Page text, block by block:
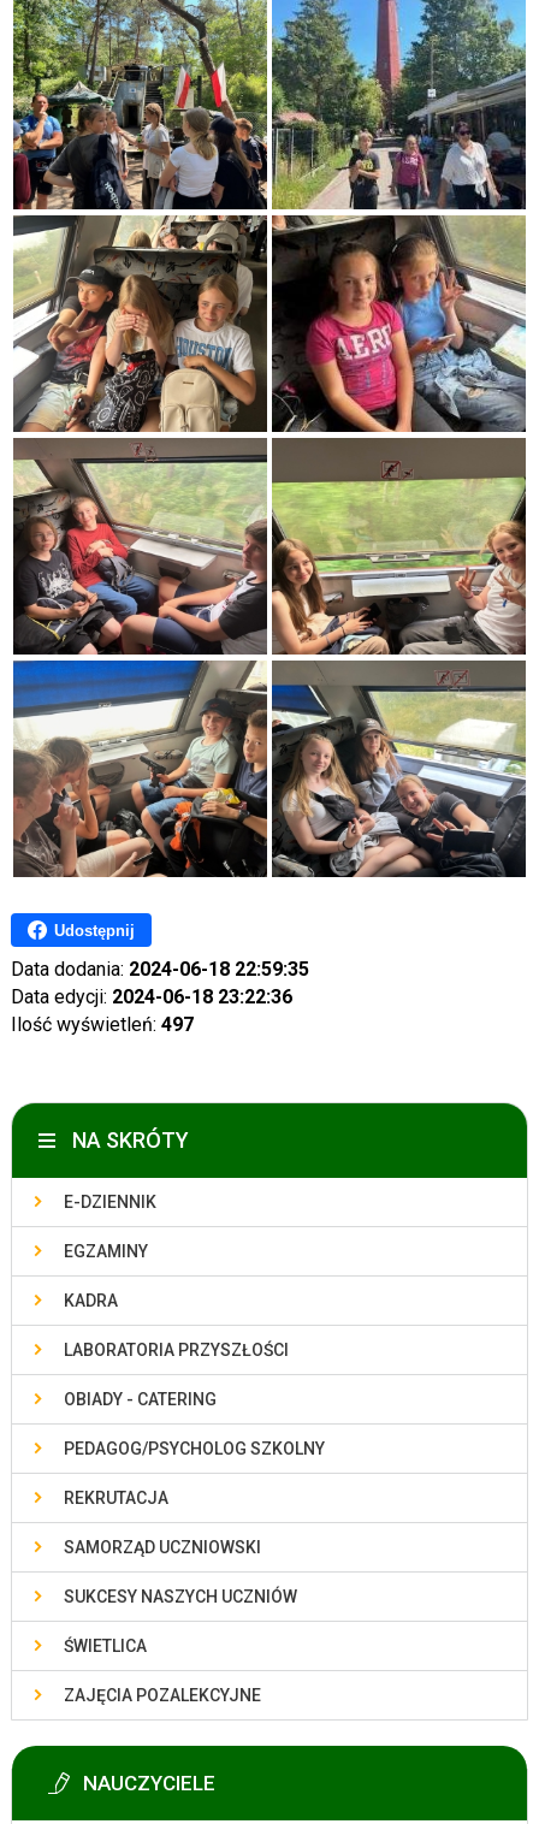
Udostępnij
Data dodania: 2024-06-18 22:59:35
Data edycji: 2024-06-18 23:22:36
Ilość wyświetleń: 497
NA SKRÓTY
E-DZIENNIK
EGZAMINY
KADRA
LABORATORIA PRZYSZŁOŚCI
OBIADY - CATERING
PEDAGOG/PSYCHOLOG SZKOLNY
REKRUTACJA
SAMORZĄD UCZNIOWSKI
SUKCESY NASZYCH UCZNIÓW
ŚWIETLICA
ZAJĘCIA POZALEKCYJNE
NAUCZYCIELE